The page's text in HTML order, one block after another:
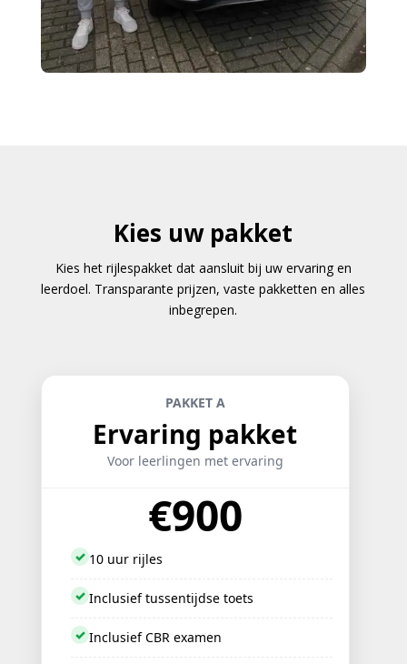
Kies uw pakket
Kies het rijlespakket dat aansluit bij uw ervaring en
leerdoel. Transparante prijzen, vaste pakketten en alles
inbegrepen.
PAKKET A
Ervaring pakket
Voor leerlingen met ervaring
€900
✓ 10 uur rijles
✓ Inclusief tussentijdse toets
✓ Inclusief CBR examen